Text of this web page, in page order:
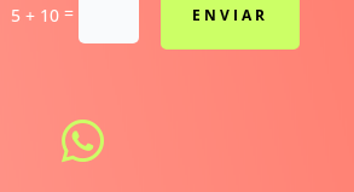
5 + 10 = ENVIAR
